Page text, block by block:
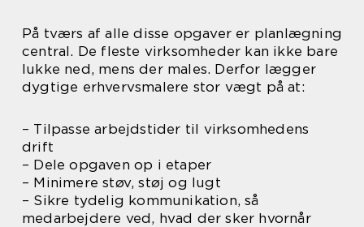
På tværs af alle disse opgaver er planlægning
central. De fleste virksomheder kan ikke bare
lukke ned, mens der males. Derfor lægger
dygtige erhvervsmalere stor vægt på at:
– Tilpasse arbejdstider til virksomhedens
drift
– Dele opgaven op i etaper
– Minimere støv, støj og lugt
– Sikre tydelig kommunikation, så
medarbejdere ved, hvad der sker hvornår